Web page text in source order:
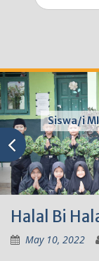
Siswa/i
Halal Bi
May 10, 2022